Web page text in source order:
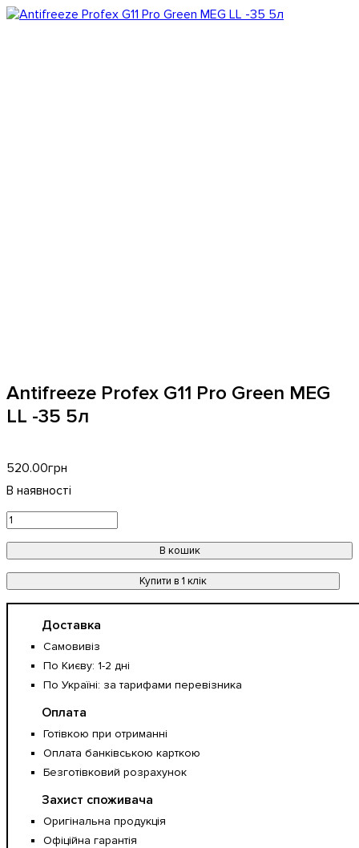
Antifreeze Profex G11 Pro Green MEG
LL -35 5л
520.00грн
В кошик
Купити в 1 клік
Доставка
Самовивіз
По Києву: 1-2 дні
По Україні: за тарифами перевізника
Оплата
Готівкою при отриманні
Оплата банківською карткою
Безготівковий розрахунок
Захист споживача
Оригінальна продукція
Офіційна гарантія